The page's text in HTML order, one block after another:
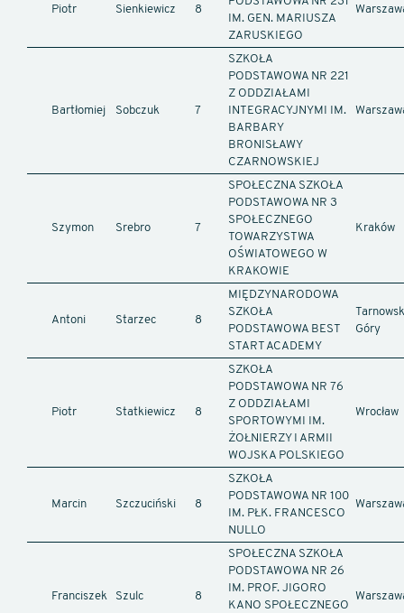
Piotr Sienkiewicz 8
IM. GEN. MARIUSZA
ZARUSKIEGO
Bartłomiej Sobczuk 7
SZKOŁA
PODSTAWOWA NR 221
Z ODDZIAŁAMI
INTEGRACYJNYMI IM.
BARBARY
BRONISŁAWY
CZARNOWSKIEJ
Szymon Srebro 7
SPOŁECZNA SZKOŁA
PODSTAWOWA NR 3
SPOŁECZNEGO
TOWARZYSTWA
OŚWIATOWEGO W
KRAKOWIE
Kraków
Antoni Starzec 8
MIĘDZYNARODOWA
SZKOŁA
PODSTAWOWA BEST
START ACADEMY
Góry
Piotr Statkiewicz 8
SZKOŁA
PODSTAWOWA NR 76
Z ODDZIAŁAMI
SPORTOWYMI IM.
ŻOŁNIERZY I ARMII
WOJSKA POLSKIEGO
Wrocław
Marcin Szczuciński 8
SZKOŁA
PODSTAWOWA NR 100
IM. PŁK. FRANCESCO
NULLO
Franciszek Szulc 8
SPOŁECZNA SZKOŁA
PODSTAWOWA NR 26
IM. PROF. JIGORO
KANO SPOŁECZNEGO